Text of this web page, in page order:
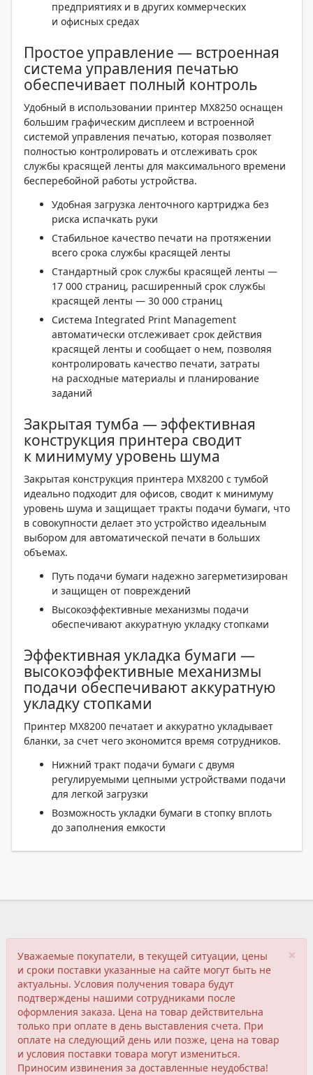
предприятиях и в других коммерческих
и офисных средах
Простое управление — встроенная
система управления печатью
обеспечивает полный контроль
Удобный в использовании принтер MX8250 оснащен
большим графическим дисплеем и встроенной
системой управления печатью, которая позволяет
полностью контролировать и отслеживать срок
службы красящей ленты для максимального времени
бесперебойной работы устройства.
Удобная загрузка ленточного картриджа без
риска испачкать руки
Стабильное качество печати на протяжении
всего срока службы красящей ленты
Стандартный срок службы красящей ленты —
17 000 страниц, расширенный срок службы
красящей ленты — 30 000 страниц
Система Integrated Print Management
автоматически отслеживает срок действия
красящей ленты и сообщает о нем, позволяя
контролировать качество печати, затраты
на расходные материалы и планирование
заданий
Закрытая тумба — эффективная
конструкция принтера сводит
к минимуму уровень шума
Закрытая конструкция принтера MX8200 с тумбой
идеально подходит для офисов, сводит к минимуму
уровень шума и защищает тракты подачи бумаги, что
в совокупности делает это устройство идеальным
выбором для автоматической печати в больших
объемах.
Путь подачи бумаги надежно загерметизирован
и защищен от повреждений
Высокоэффективные механизмы подачи
обеспечивают аккуратную укладку стопками
Эффективная укладка бумаги —
высокоэффективные механизмы
подачи обеспечивают аккуратную
укладку стопками
Принтер MX8200 печатает и аккуратно укладывает
бланки, за счет чего экономится время сотрудников.
Нижний тракт подачи бумаги с двумя
регулируемыми цепными устройствами подачи
для легкой загрузки
Возможность укладки бумаги в стопку вплоть
до заполнения емкости
×
Уважаемые покупатели, в текущей ситуации, цены
и сроки поставки указанные на сайте могут быть не
актуальны. Условия получения товара будут
подтверждены нашими сотрудниками после
оформления заказа. Цена на товар действительна
только при оплате в день выставления счета. При
оплате на следующий день или позже, цена на товар
и условия поставки товара могут измениться.
Приносим извинения за доставленные неудобства!